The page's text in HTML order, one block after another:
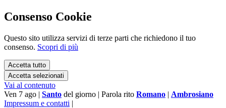
Consenso Cookie
Questo sito utilizza servizi di terze parti che richiedono il tuo
consenso. Scopri di più
Accetta tutto
Accetta selezionati
Vai al contenuto
Ven 7 ago | Santo del giorno | Parola rito Romano | Ambrosiano
Impressum e contatti |